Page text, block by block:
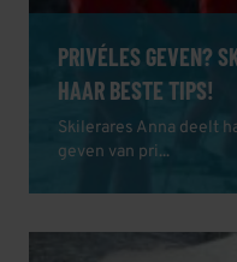
PRIVÉLES GEVEN?
HAAR BESTE TIPS!
Skilerares Anna deelt
geven van pri...